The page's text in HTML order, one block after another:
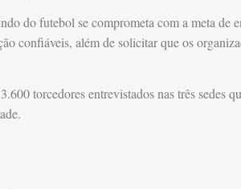
do futebol se comprometa com a meta de
confiáveis, além de solicitar que os
torcedores entrevistados nas três sedes